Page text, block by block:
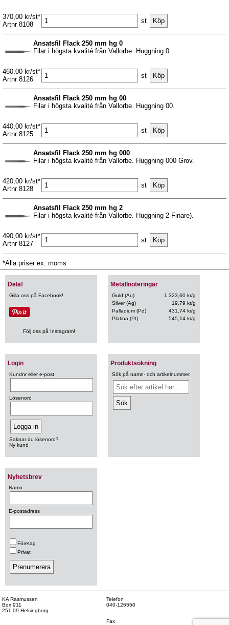
370,00 kr/st*
Artnr 8108
st
Ansatsfil Flack 250 mm hg 0
Filar i högsta kvalité från Vallorbe. Huggning 0
460,00 kr/st*
Artnr 8126
st
Ansatsfil Flack 250 mm hg 00
Filar i högsta kvalité från Vallorbe. Huggning 00.
440,00 kr/st*
Artnr 8125
st
Ansatsfil Flack 250 mm hg 000
Filar i högsta kvalité från Vallorbe. Huggning 000 Grov.
420,00 kr/st*
Artnr 8128
st
Ansatsfil Flack 250 mm hg 2
Filar i högsta kvalité från Vallorbe. Huggning 2 Finare).
490,00 kr/st*
Artnr 8127
st
*Alla priser ex. moms
Metallnoteringar
Guld (Au)
1 323,60 kr/g
Silver (Ag)
19,79 kr/g
Palladium (Pd)
431,74 kr/g
Platina (Pt)
545,14 kr/g
Login
Kundnr eller e-post
Lösenord
Saknar du lösenord?
Ny kund
Produktsökning
Sök på namn- och artikelnummer.
Nyhetsbrev
Namn
E-postadress
Företag
Privat
Dela!
Gilla oss på Facebook!
Följ oss på Instagram!
KA Rasmussen
Box 911
251 09 Helsingborg
Telefon
040-126550
Fax